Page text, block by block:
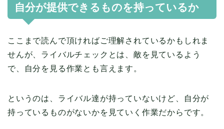
自分が提供できるものを持っているか
ここまで読んで頂ければご理解されているかもしれま
せんが、ライバルチェックとは、敵を見ているよう
で、自分を見る作業とも言えます。
というのは、ライバル達が持っていないけど、自分が
持っているものがないかを見ていく作業だからです。